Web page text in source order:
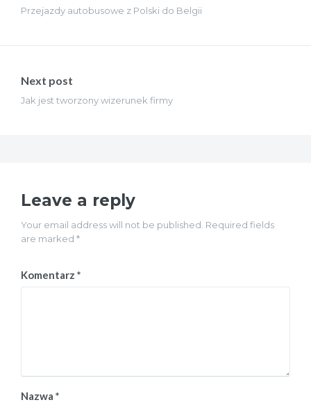
Przejazdy autobusowe z Polski do Belgii
Next post
Jak jest tworzony wizerunek firmy
Leave a reply
Your email address will not be published. Required fields
are marked *
Komentarz *
Nazwa *